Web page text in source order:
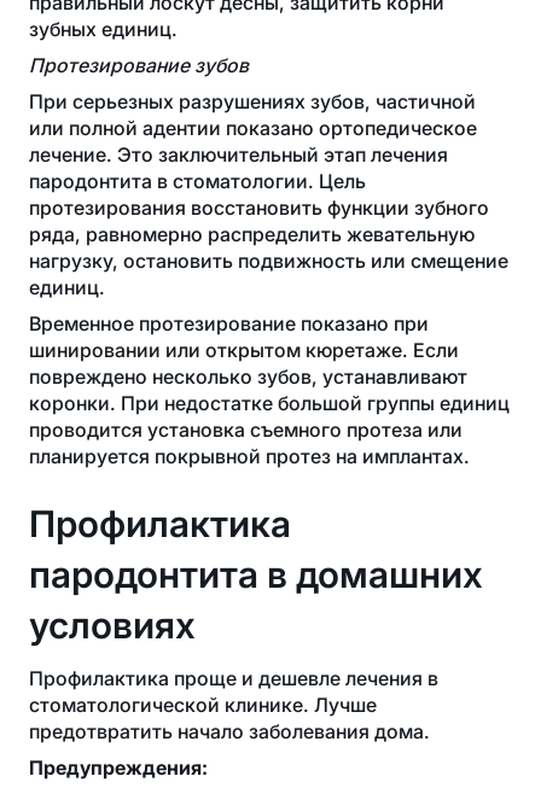
зубных единиц.
Протезирование зубов
При серьезных разрушениях зубов, частичной
или полной адентии показано ортопедическое
лечение. Это заключительный этап лечения
пародонтита в стоматологии. Цель
протезирования восстановить функции зубного
ряда, равномерно распределить жевательную
нагрузку, остановить подвижность или смещение
единиц.
Временное протезирование показано при
шинировании или открытом кюретаже. Если
повреждено несколько зубов, устанавливают
коронки. При недостатке большой группы единиц
проводится установка съемного протеза или
планируется покрывной протез на имплантах.
Профилактика
пародонтита в домашних
условиях
Профилактика проще и дешевле лечения в
стоматологической клинике. Лучше
предотвратить начало заболевания дома.
Предупреждения: